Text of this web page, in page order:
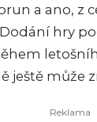
a ano, z
hry
ještě může